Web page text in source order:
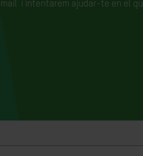
i intentarem ajudar-te en el